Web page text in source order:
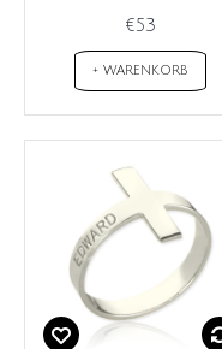
€53
+ WARENKORB